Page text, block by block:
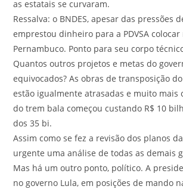
as estatais se curvaram.
Ressalva: o BNDES, apesar das pressões
emprestou dinheiro para a PDVSA
Pernambuco. Ponto para seu corpo
Quantos outros projetos e metas do
equivocados? As obras de transposição
estão igualmente atrasadas e muito mais
do trem bala começou custando R$ 10
dos 35 bi.
Assim como se fez a revisão dos planos
urgente uma análise de todas as demais
Mas há um outro ponto, político. A
no governo Lula, em posições de mando